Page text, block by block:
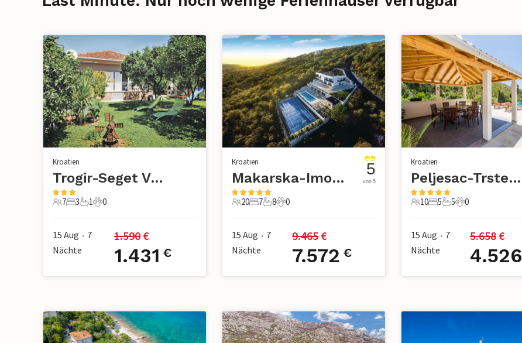
Kroatien
Trogir-Seget Vranjica
7 Gäste
7
3 Schlafzimmer
3
1 Badezimmer
1
0 Haustiere
0
15 Aug • 7
Nächte
1.590 €
1.431 €
Kroatien
Makarska-Imotski
20 Gäste
20
7 Schlafzimmer
7
8 Badezimmer
8
0 Haustiere
0
5
von 5
15 Aug • 7
Nächte
9.465 €
7.572 €
Kroatien
Peljesac-Trstenik
10 Gäste
10
5 Schlafzimmer
5
5 Badezimmer
5
0 Haustiere
0
15 Aug • 7
Nächte
5.658 €
4.526